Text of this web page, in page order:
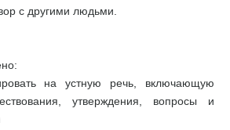
с другими людьми.
на устную речь, включающую
утверждения, вопросы и